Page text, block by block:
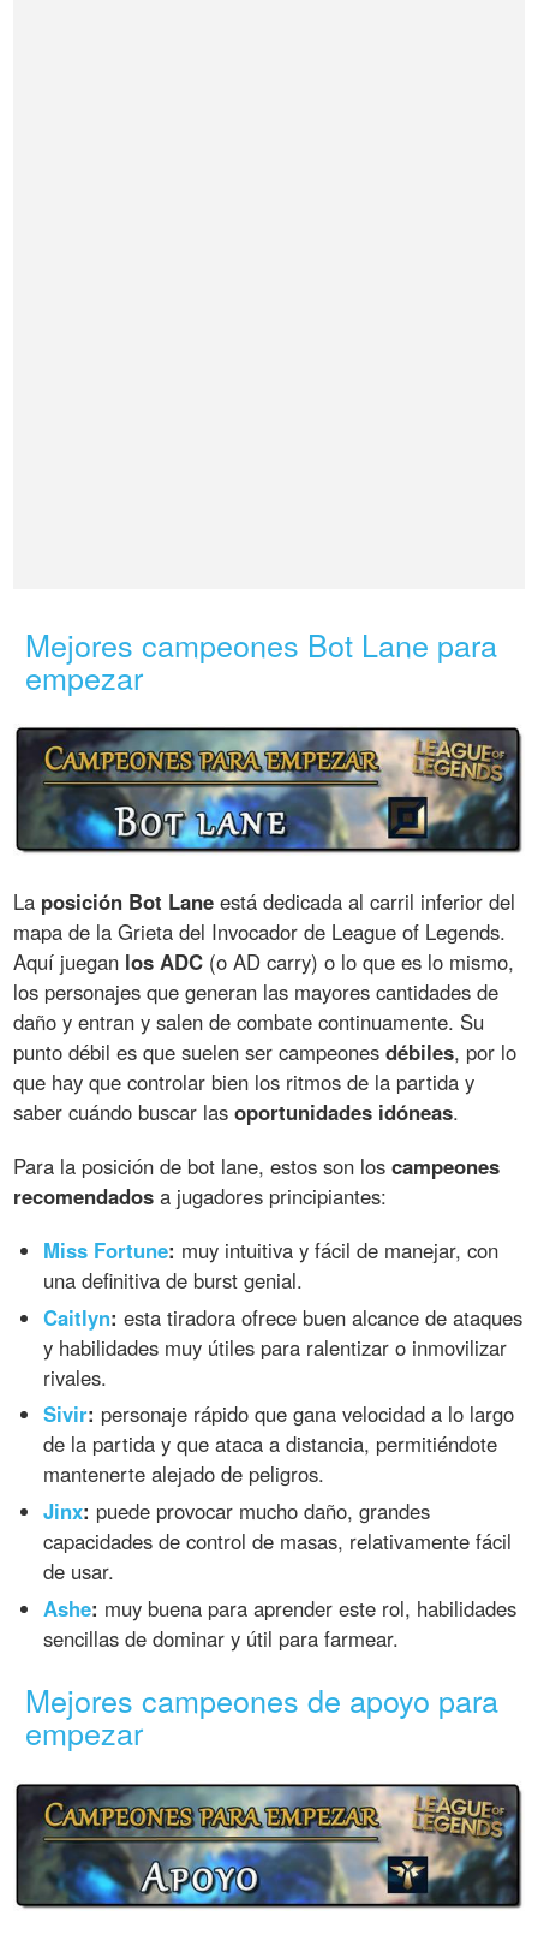
Mejores campeones Bot Lane para
empezar
La posición Bot Lane está dedicada al carril inferior del
mapa de la Grieta del Invocador de League of Legends.
Aquí juegan los ADC (o AD carry) o lo que es lo mismo,
los personajes que generan las mayores cantidades de
daño y entran y salen de combate continuamente. Su
punto débil es que suelen ser campeonesdébiles, por lo
que hay que controlar bien los ritmos de la partida y
saber cuándo buscar lasoportunidades idóneas.
Para la posición de bot lane, estos son loscampeones
recomendados a jugadores principiantes:
Miss Fortune: muy intuitiva y fácil de manejar, con
una definitiva de burst genial.
Caitlyn: esta tiradora ofrece buen alcance de ataques
y habilidades muy útiles para ralentizar o inmovilizar
rivales.
Sivir: personaje rápido que gana velocidad a lo largo
de la partida y que ataca a distancia, permitiéndote
mantenerte alejado de peligros.
Jinx: puede provocar mucho daño, grandes
capacidades de control de masas, relativamente fácil
de usar.
Ashe: muy buena para aprender este rol, habilidades
sencillas de dominar y útil para farmear.
Mejores campeones de apoyo para
empezar